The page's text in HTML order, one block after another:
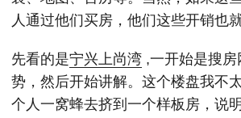
人通过他们买房，他们这些开销也
先看的是宁兴上尚湾 ,一开始是搜
势，然后开始讲解。这个楼盘我不
个人一窝蜂去挤到一个样板房，说